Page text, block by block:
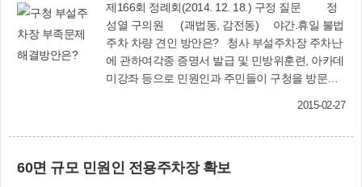
해준 결과입니다. 사상구와 의회, 주민들이 합심하
여 하나 된 마음을 결집시켜 이루어낸 성과였습니
다.부산시 도서관 운영의 거점이 될 부산대표도서
관은 부산지식의 허브 역할과 부산과 관련된 자료
를 체계적으로 수집하여 제공하는 부산학 연구의
메카가 될 것이라고 예상하고 있습니다. 부산대표
화와 교육의 자긍심을 높일 수 있는 계기가 될 것
입니다.또한 부산대표도서관은 사상구의 랜드마
크가 될 것이며, 덕포시장과 연계하여 덕포지역의
제166회 정례회(2014. 12. 18.) 구정 질문 정
성열 구의원 (괘법동, 감전동) 야간.휴일 불법
주차 차량 견인 방안은? 청사 부설주차장 주차난
에 관하여각종 증명서 발급 및 민방위훈련, 아카데
미강좌 등으로 민원인과 주민들이 구청을 방문하
이 파악하기로는 하루 평균 이용 대수는 민원인과
2015-02-27
60면 규모 민원인 전용주차장 확보